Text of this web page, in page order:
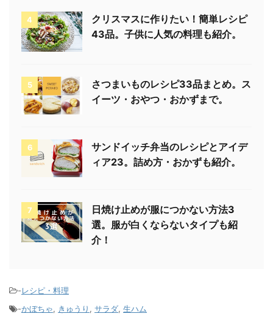
4
クリスマスに作りたい！簡単レシピ
43品。子供に人気の料理も紹介。
5
さつまいものレシピ33品まとめ。ス
イーツ・おやつ・おかずまで。
6
サンドイッチ弁当のレシピとアイデ
ィア23。詰め方・おかずも紹介。
7
日焼け止めが服につかない方法3
選。服が白くならないタイプも紹
介！
-レシピ・料理
-かぼちゃ, きゅうり , サラダ, 生ハム